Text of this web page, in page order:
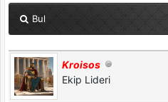
Bul
Kroisos
Ekip Lideri